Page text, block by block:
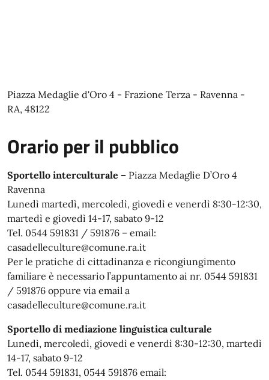
Piazza Medaglie d'Oro 4 - Frazione Terza - Ravenna -
RA, 48122
Orario per il pubblico
Sportello interculturale – Piazza Medaglie D’Oro 4
Ravenna
Lunedì martedì, mercoledì, giovedì e venerdì 8:30-12:30,
martedì e giovedì 14-17, sabato 9-12
Tel. 0544 591831 / 591876 – email:
casadelleculture@comune.ra.it
Per le pratiche di cittadinanza e ricongiungimento
familiare è necessario l’appuntamento ai nr. 0544 591831
/ 591876 oppure via email a
casadelleculture@comune.ra.it
Sportello di mediazione linguistica culturale
Lunedì, mercoledì, giovedì e venerdì 8:30-12:30, martedì
14-17, sabato 9-12
Tel. 0544 591831, 0544 591876 email: